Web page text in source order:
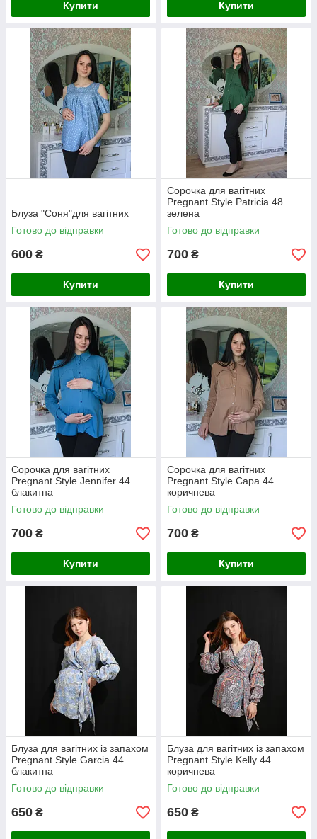
Купити Купити
Блуза "Соня"для вагітних
Готово до відправки
600 ₴
Купити
Сорочка для вагітних
Pregnant Style Patricia 48
зелена
Готово до відправки
700 ₴
Купити
Сорочка для вагітних
Pregnant Style Jennifer 44
блакитна
Готово до відправки
700 ₴
Купити
Сорочка для вагітних
Pregnant Style Сара 44
коричнева
Готово до відправки
700 ₴
Купити
Блуза для вагітних із запахом
Pregnant Style Garcia 44
блакитна
Готово до відправки
650 ₴
Блуза для вагітних із запахом
Pregnant Style Kelly 44
коричнева
Готово до відправки
650 ₴